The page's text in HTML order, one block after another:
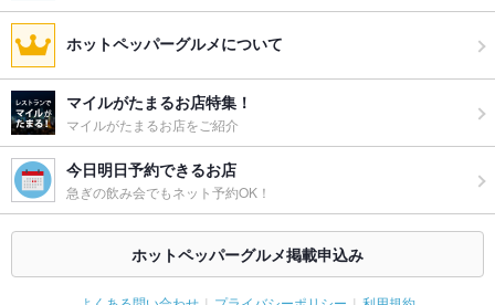
ホットペッパーグルメについて
マイルがたまるお店特集！
マイルがたまるお店をご紹介
今日明日予約できるお店
急ぎの飲み会でもネット予約OK！
ホットペッパーグルメ掲載申込み